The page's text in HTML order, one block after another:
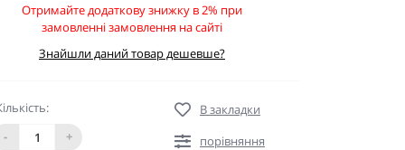
Отримайте додаткову знижку в 2% при
замовленні замовлення на сайті
Знайшли даний товар дешевше?
-
+
В закладки
порівняння